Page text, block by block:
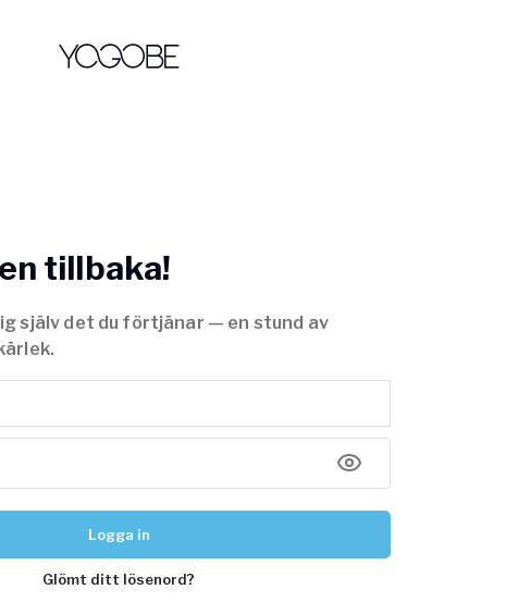
tillbaka!
själv det du förtjänar — en stund av
Logga in
Glömt ditt lösenord?